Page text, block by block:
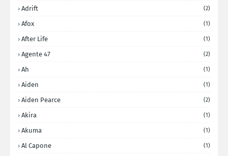
Adrift (2)
Afox (1)
After Life (1)
Agente 47 (2)
Ah (1)
Aiden (1)
Aiden Pearce (2)
Akira (1)
Akuma (1)
Al Capone (1)